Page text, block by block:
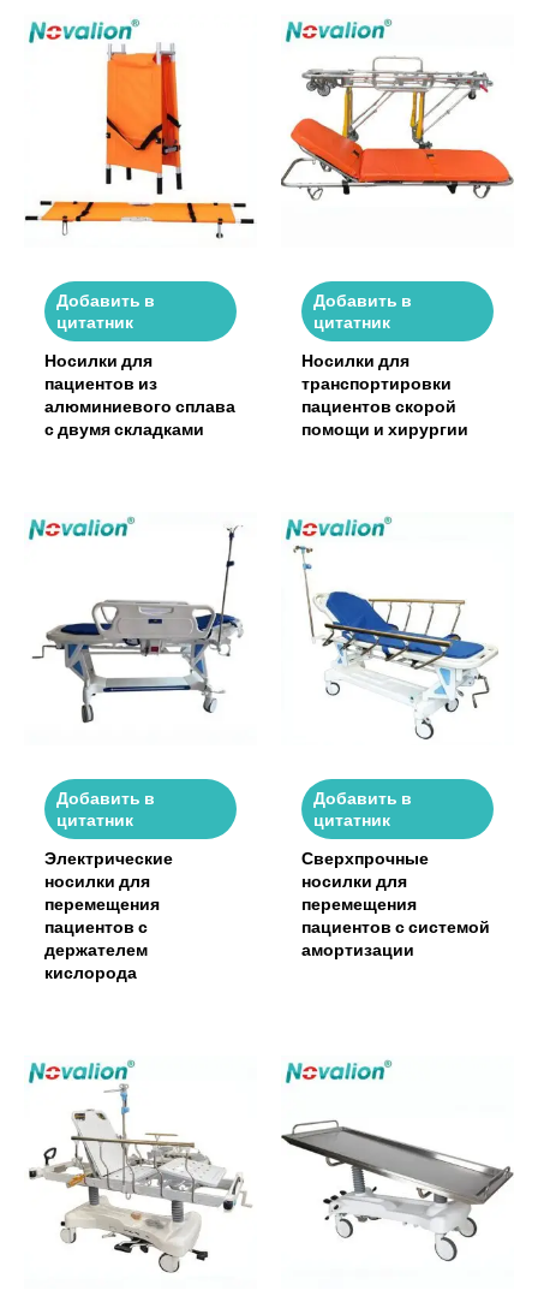
Добавить в
цитатник
Носилки для
пациентов из
алюминиевого сплава
с двумя складками
Добавить в
цитатник
Носилки для
транспортировки
пациентов скорой
помощи и хирургии
Добавить в
цитатник
Электрические
носилки для
перемещения
пациентов с
держателем
кислорода
Добавить в
цитатник
Сверхпрочные
носилки для
перемещения
пациентов с системой
амортизации